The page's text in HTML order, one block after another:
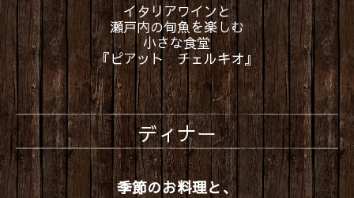
イタリアワインと
瀬戸内の旬魚を楽しむ
小さな食堂
『ピアット チェルキオ』
ディナー
季節のお料理と、